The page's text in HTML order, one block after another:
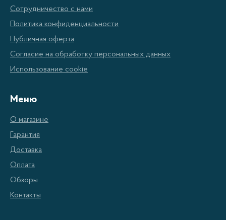
Сотрудничество с нами
Политика конфиденциальности
Публичная оферта
Согласие на обработку персональных данных
Использование cookie
Меню
О магазине
Гарантия
Доставка
Оплата
Обзоры
Контакты